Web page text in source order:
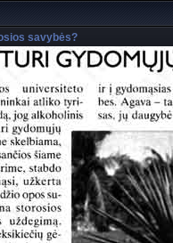
savybės?